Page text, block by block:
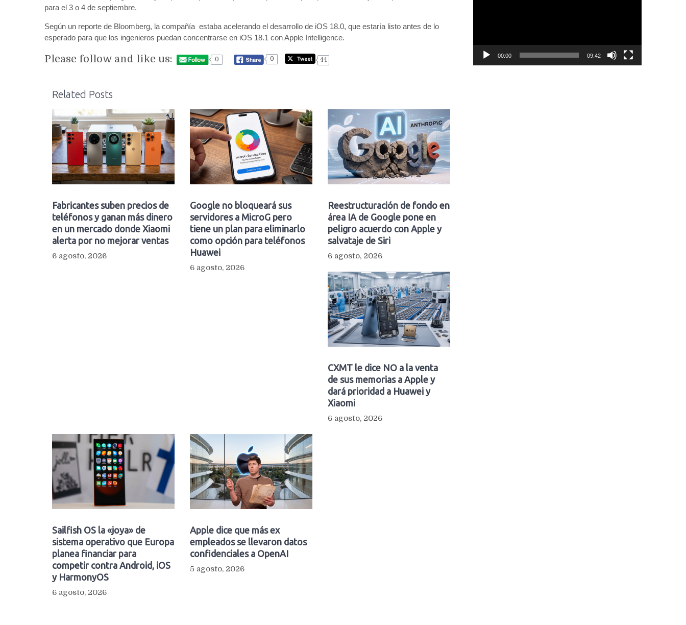
para el 3 o 4 de septiembre.
Según un reporte de Bloomberg, la compañía estaba acelerando el desarrollo de iOS 18.0, que estaría listo antes de lo
esperado para que los ingenieros puedan concentrarse en iOS 18.1 con Apple Intelligence.
Please follow and like us: 0 0 44
Related Posts
Fabricantes suben precios de
teléfonos y ganan más dinero
en un mercado donde Xiaomi
alerta por no mejorar ventas
6 agosto, 2026
Google no bloqueará sus
servidores a MicroG pero
tiene un plan para eliminarlo
como opción para teléfonos
Huawei
6 agosto, 2026
Reestructuración de fondo en
área IA de Google pone en
peligro acuerdo con Apple y
salvataje de Siri
6 agosto, 2026
CXMT le dice NO a la venta
de sus memorias a Apple y
dará prioridad a Huawei y
Xiaomi
6 agosto, 2026
Sailfish OS la «joya» de
sistema operativo que Europa
planea financiar para
competir contra Android, iOS
y HarmonyOS
6 agosto, 2026
Apple dice que más ex
empleados se llevaron datos
confidenciales a OpenAI
5 agosto, 2026
00:00 09:42